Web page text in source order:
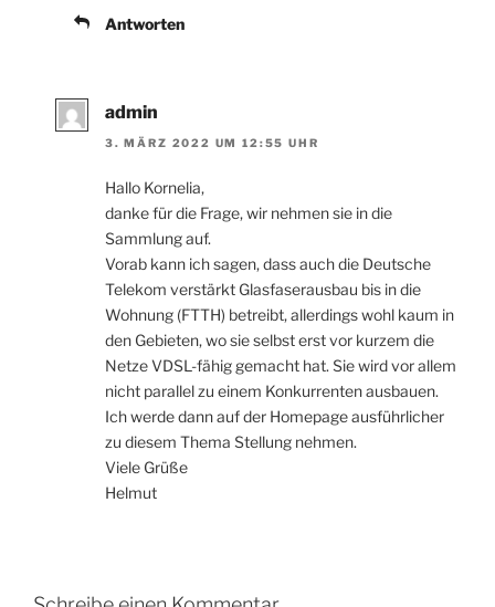
Antworten
admin
3. MÄRZ 2022 UM 12:55 UHR
Hallo Kornelia,
danke für die Frage, wir nehmen sie in die
Sammlung auf.
Vorab kann ich sagen, dass auch die Deutsche
Telekom verstärkt Glasfaserausbau bis in die
Wohnung (FTTH) betreibt, allerdings wohl kaum in
den Gebieten, wo sie selbst erst vor kurzem die
Netze VDSL-fähig gemacht hat. Sie wird vor allem
nicht parallel zu einem Konkurrenten ausbauen.
Ich werde dann auf der Homepage ausführlicher
zu diesem Thema Stellung nehmen.
Viele Grüße
Helmut